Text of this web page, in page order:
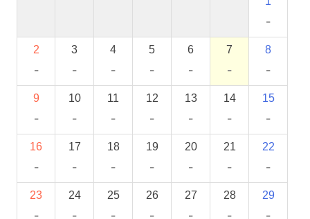
-
2
-
3
-
4
-
5
-
6
-
7
-
8
-
9
-
10
-
11
-
12
-
13
-
14
-
15
-
16
-
17
-
18
-
19
-
20
-
21
-
22
-
23
-
24
-
25
-
26
-
27
-
28
-
29
-